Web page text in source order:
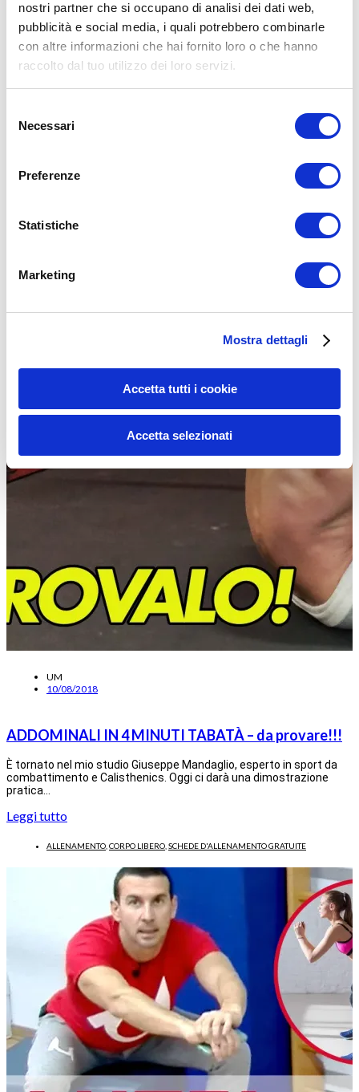
nostri partner che si occupano di analisi dei dati web,
pubblicità e social media, i quali potrebbero combinarle
con altre informazioni che hai fornito loro o che hanno
raccolto dal tuo utilizzo dei loro servizi.
delNecessari
Preferenze
Statistiche
Marketing
Mostra dettagli
Accetta tutti i cookie
Accetta selezionati
UMBERTOM
Pettorali in 4 minuti distrutti! 😍 Oggi ti voglio mostrare un super
Leggi tutto
UM
10/08/2018
ADDOMINALI IN 4 MINUTI TABATÀ – da provare!!!
È tornato nel mio studio Giuseppe Mandaglio, esperto in sport da
combattimento e Calisthenics. Oggi ci darà una dimostrazione
pratica…
Leggi tutto
ALLENAMENTO CORPO LIBERO SCHEDE D'ALLENAMENTO GRATUITE